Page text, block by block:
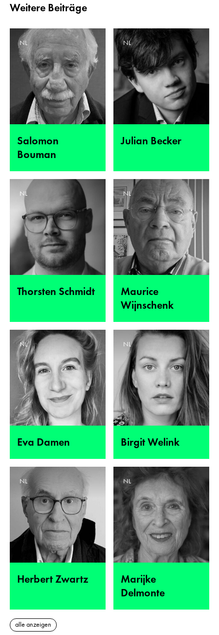
Weitere Beiträge
Salomon
Bouman
NL
Julian Becker
NL
Thorsten Schmidt
NL
Maurice
Wijnschenk
NL
Eva Damen
NL
Birgit Welink
NL
Herbert Zwartz
NL
Marijke
Delmonte
NL
alle anzeigen